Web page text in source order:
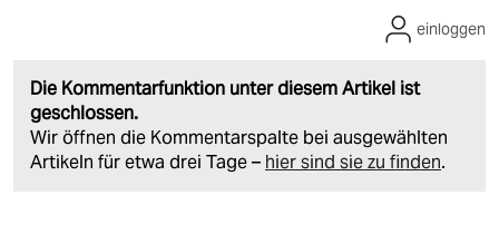
Die Kommentarfunktion unter diesem Artikel ist
geschlossen.
Wir öffnen die Kommentarspalte bei ausgewählten
Artikeln für etwa drei Tage – hier sind sie zu finden.
einloggen